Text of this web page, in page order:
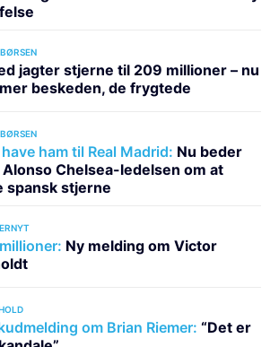
jagter stjerne til 209 millioner – nu
beskeden, de frygtede
ham til Real Madrid: Nu beder
Alonso Chelsea-ledelsen om at
spansk stjerne
Ny melding om Victor
om Brian Riemer: “Det er